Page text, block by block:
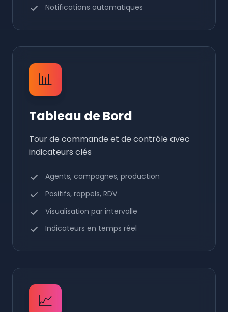
Notifications automatiques
📊
Tableau de Bord
Tour de commande et de contrôle avec
indicateurs clés
Agents, campagnes, production
Positifs, rappels, RDV
Visualisation par intervalle
Indicateurs en temps réel
📈